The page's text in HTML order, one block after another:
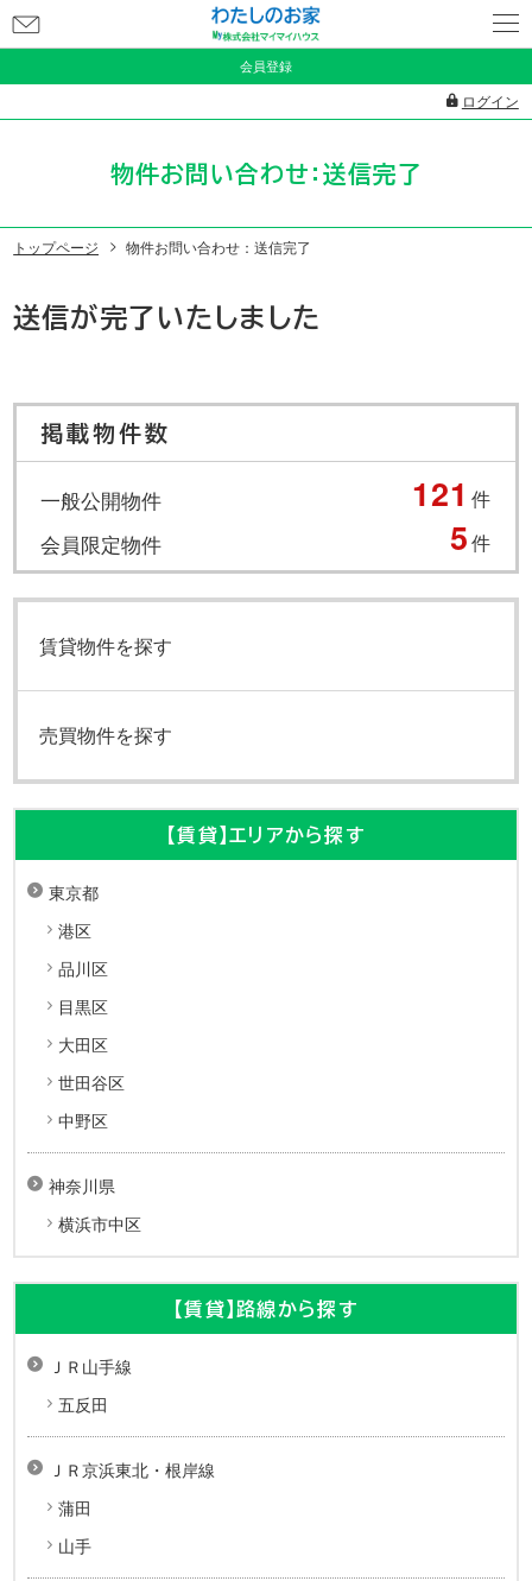
会員登録
ログイン
問
い
合
物件お問い合わせ：送信完了
トップページ 物件お問い合わせ：送信完了
送信が完了いたしました
掲載物件数
一般公開物件 121 件
会員限定物件 5件
賃貸物件を探す
売買物件を探す
【賃貸】エリアから探す
東京都
港区
品川区
目黒区
大田区
世田谷区
中野区
神奈川県
横浜市中区
【賃貸】路線から探す
ＪＲ山手線
五反田
ＪＲ京浜東北・根岸線
蒲田
山手